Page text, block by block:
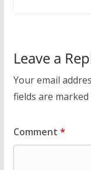
Leave a
Your email
fields are marked
Comment *